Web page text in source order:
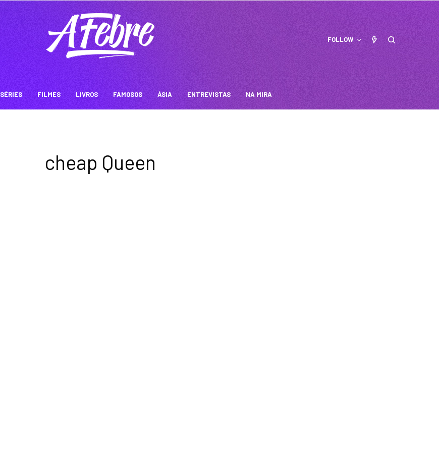
FOLLOW
SÉRIES FILMES LIVROS FAMOSOS ÁSIA ENTREVISTAS NA MIRA
cheap Queen